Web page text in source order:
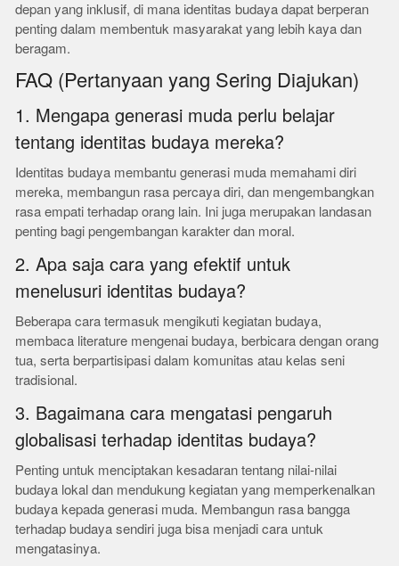
depan yang inklusif, di mana identitas budaya dapat berperan
penting dalam membentuk masyarakat yang lebih kaya dan
beragam.
FAQ (Pertanyaan yang Sering Diajukan)
1. Mengapa generasi muda perlu belajar
tentang identitas budaya mereka?
Identitas budaya membantu generasi muda memahami diri
mereka, membangun rasa percaya diri, dan mengembangkan
rasa empati terhadap orang lain. Ini juga merupakan landasan
penting bagi pengembangan karakter dan moral.
2. Apa saja cara yang efektif untuk
menelusuri identitas budaya?
Beberapa cara termasuk mengikuti kegiatan budaya,
membaca literature mengenai budaya, berbicara dengan orang
tua, serta berpartisipasi dalam komunitas atau kelas seni
tradisional.
3. Bagaimana cara mengatasi pengaruh
globalisasi terhadap identitas budaya?
Penting untuk menciptakan kesadaran tentang nilai-nilai
budaya lokal dan mendukung kegiatan yang memperkenalkan
budaya kepada generasi muda. Membangun rasa bangga
terhadap budaya sendiri juga bisa menjadi cara untuk
mengatasinya.